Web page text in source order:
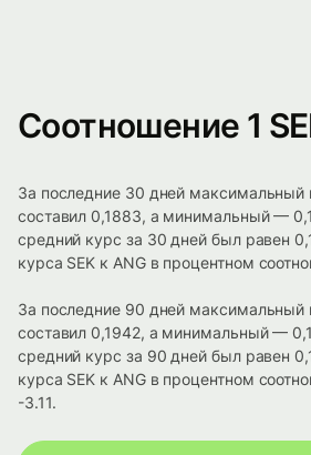
Соотношение 1
За последние 30 дней максимальный
составил 0,1883, а минимальный —
средний курс за 30 дней был равен
курса SEK к ANG в процентном
За последние 90 дней максимальный
составил 0,1942, а минимальный —
средний курс за 90 дней был равен
курса SEK к ANG в процентном
-3.11.